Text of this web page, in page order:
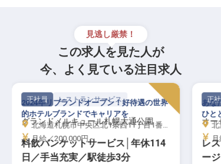
見逃し厳禁！
この求人を見た人が
今、よく見ている注目求人
正社員 レストランサービス
グランドメルキュール札幌大通公園
料飲バンケットサービス│年休114
日／手当充実／駅徒歩3分
2024年リブランドオープン！好待遇の世界
的ホテルブランドでキャリアを
北海道札幌市中央区北1条西11丁目1番地1
月給／200,000円～
正社
オー
レ
ージ
あな
ひと
北
月